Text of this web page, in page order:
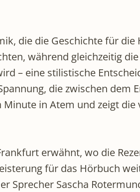
die die Geschichte für
während gleichzeitig
– eine stilistische
die zwischen dem
in Atem und zeigt
erwähnt, wo die
für das Hörbuch
Sprecher Sascha